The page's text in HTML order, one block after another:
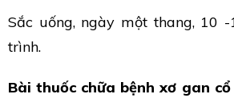
Sắc uống, ngày một thang, 10
trình.
Bài thuốc chữa bệnh xơ gan